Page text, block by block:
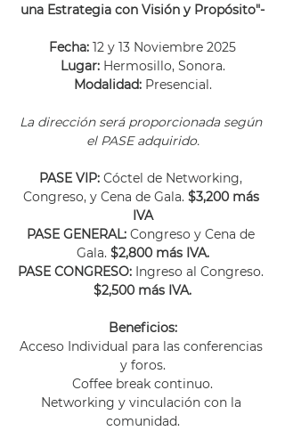
una Estrategia con Visión y Propósito"-
Fecha: 12 y 13 Noviembre 2025
Lugar: Hermosillo, Sonora.
Modalidad: Presencial.
La dirección será proporcionada según
el PASE adquirido.
PASE VIP: Cóctel de Networking,
Congreso, y Cena de Gala. $3,200 más
IVA
PASE GENERAL: Congreso y Cena de
Gala. $2,800 más IVA.
PASE CONGRESO: Ingreso al Congreso.
$2,500 más IVA.
Beneficios:
Acceso Individual para las conferencias
y foros.
Coffee break continuo.
Networking y vinculación con la
comunidad.